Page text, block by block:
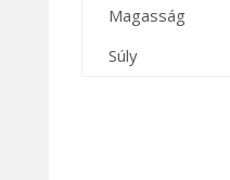
Magasság
Súly